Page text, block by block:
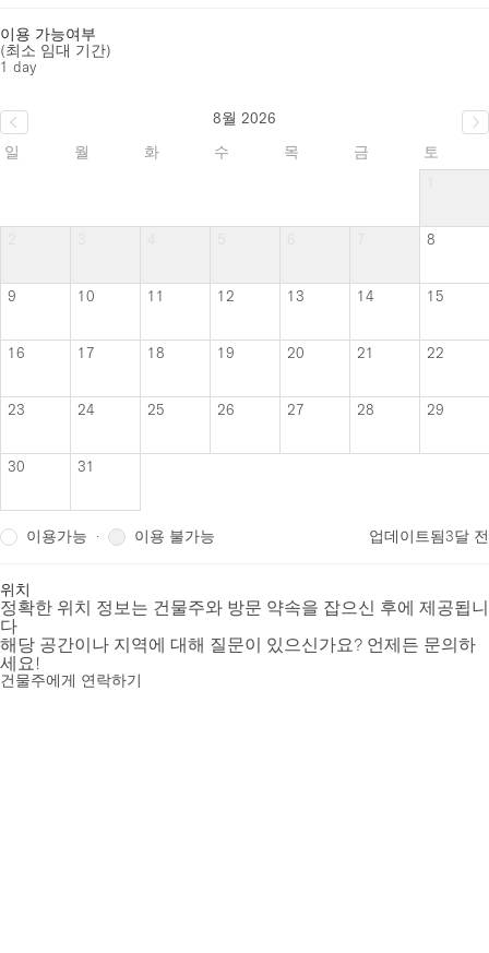
이용 가능여부
(최소 임대 기간)
1 day
8월 2026
일
월 화 수 목 금
토
8
9 10 11 12 13 14 15
16 17 18 19 20 21 22
23 24 25 26 27 28 29
30 31
이용가능 · 이용 불가능 업데이트됨3달 전
위치
정확한 위치 정보는 건물주와 방문 약속을 잡으신 후에 제공됩니
다
해당 공간이나 지역에 대해 질문이 있으신가요? 언제든 문의하
세요!
건물주에게 연락하기